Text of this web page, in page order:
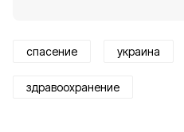
спасение украина
здравоохранение